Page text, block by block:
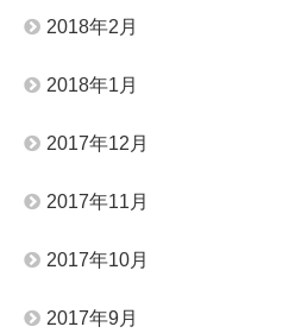
2018年2月
2018年1月
2017年12月
2017年11月
2017年10月
2017年9月